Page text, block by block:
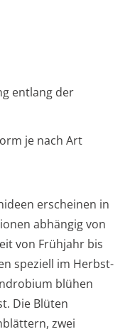
entlang der
je nach Art
erscheinen in
abhängig von
von Frühjahr bis
speziell im Herbst-
blühen
Die Blüten
zwei